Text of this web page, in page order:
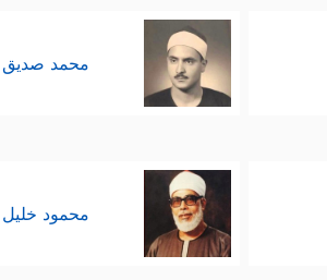
محمد صديق
محمود